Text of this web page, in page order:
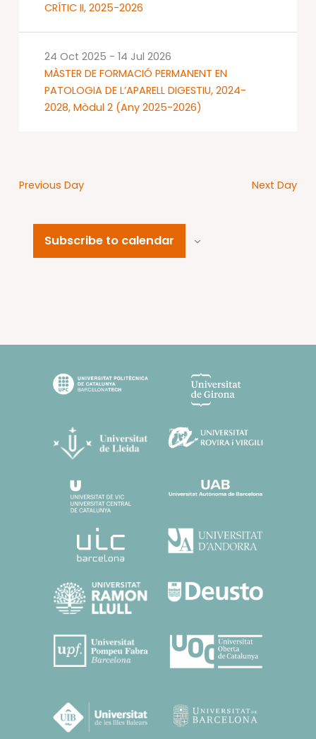
CRÍTIC II, 2025-2026
MÀSTER DE FORMACIÓ PERMANENT EN
PATOLOGIA DE L’APARELL DIGESTIU, 2024-
2028, Mòdul 2 (Any 2025-2026)
24 Oct 2025 - 14 Jul 2026
Previous Day Next Day
Subscribe to calendar